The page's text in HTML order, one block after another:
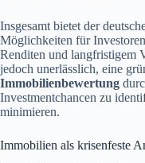
Insgesamt bietet der
Möglichkeiten für
Renditen und langfristigem
jedoch unerlässlich, eine
Immobilienbewertung
Investmentchancen zu
minimieren.
Immobilien als krisenfeste